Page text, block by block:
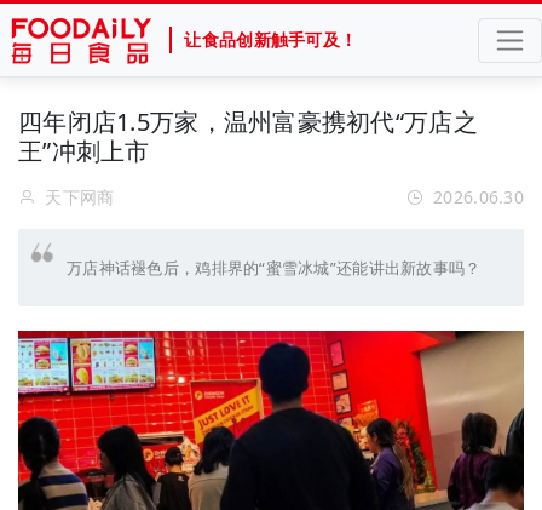
让食品创新触手可及！
四年闭店1.5万家，温州富豪携初代“万店之
王”冲刺上市
天下网商 2026.06.30
万店神话褪色后，鸡排界的“蜜雪冰城”还能讲出新故事吗？